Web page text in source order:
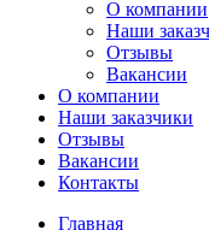
О компании
Наши
Отзывы
Вакансии
О компании
Наши заказчики
Отзывы
Вакансии
Контакты
Главная